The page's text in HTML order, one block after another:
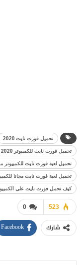
تحميل فورت نايت 2020
تحميل فورت نايت للكمبيوتر 2020
تحميل لعبة فورت نايت للكمبيوتر
تحميل لعبة فورت نايت مجانا
كيف تحمل فورت نايت على
0 523
شارك Facebook